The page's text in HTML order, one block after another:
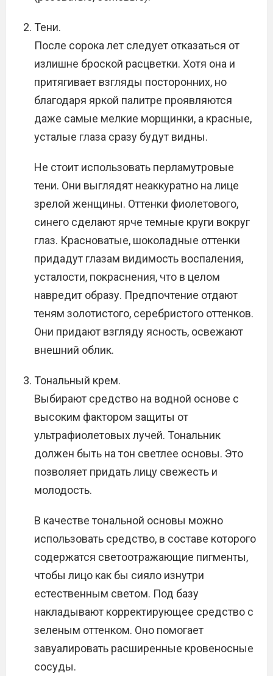
Тени.
После сорока лет следует отказаться от
излишне броской расцветки. Хотя она и
притягивает взгляды посторонних, но
благодаря яркой палитре проявляются
даже самые мелкие морщинки, а красные,
усталые глаза сразу будут видны.
Не стоит использовать перламутровые
тени. Они выглядят неаккуратно на лице
зрелой женщины. Оттенки фиолетового,
синего сделают ярче темные круги вокруг
глаз. Красноватые, шоколадные оттенки
придадут глазам видимость воспаления,
усталости, покраснения, что в целом
навредит образу. Предпочтение отдают
теням золотистого, серебристого оттенков.
Они придают взгляду ясность, освежают
внешний облик.
Тональный крем.
Выбирают средство на водной основе с
высоким фактором защиты от
ультрафиолетовых лучей. Тональник
должен быть на тон светлее основы. Это
позволяет придать лицу свежесть и
молодость.
В качестве тональной основы можно
использовать средство, в составе которого
содержатся светоотражающие пигменты,
чтобы лицо как бы сияло изнутри
естественным светом. Под базу
накладывают корректирующее средство с
зеленым оттенком. Оно помогает
завуалировать расширенные кровеносные
сосуды.